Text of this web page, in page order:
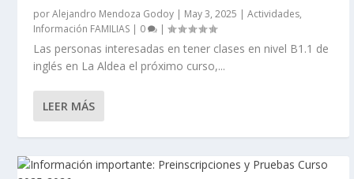
porAlejandro Mendoza Godoy | May 3, 2025 |Actividades,
Información FAMILIAS | 0 |
Las personas interesadas en tener clases en nivel B1.1 de
inglés en La Aldea el próximo curso,...
LEER MÁS